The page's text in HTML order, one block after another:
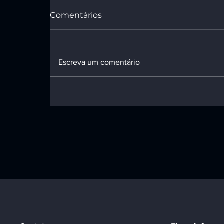
laqueadura sem
Comentários
Escreva um comentário